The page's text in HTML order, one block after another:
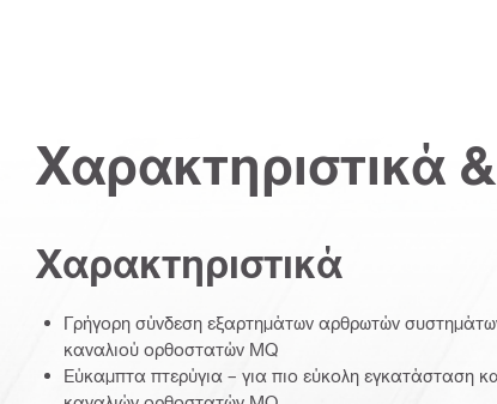
Χαρακτηριστικά
Χαρακτηριστικά
Γρήγορη σύνδεση εξαρτημάτων αρθρωτών
καναλιού ορθοστατών MQ
Εύκαμπτα πτερύγια – για πιο εύκολη εγκατάσταση